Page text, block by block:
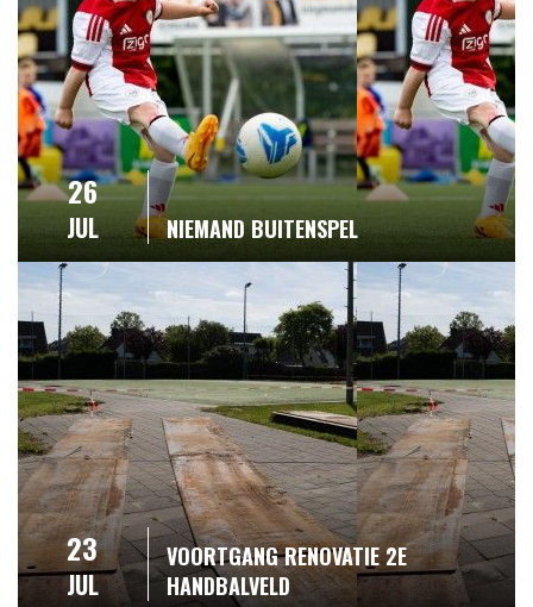
26
JUL NIEMAND BUITENSPEL
23
JUL
VOORTGANG RENOVATIE 2E
HANDBALVELD